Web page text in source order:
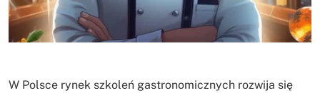
W Polsce rynek szkoleń gastronomicznych rozwija się